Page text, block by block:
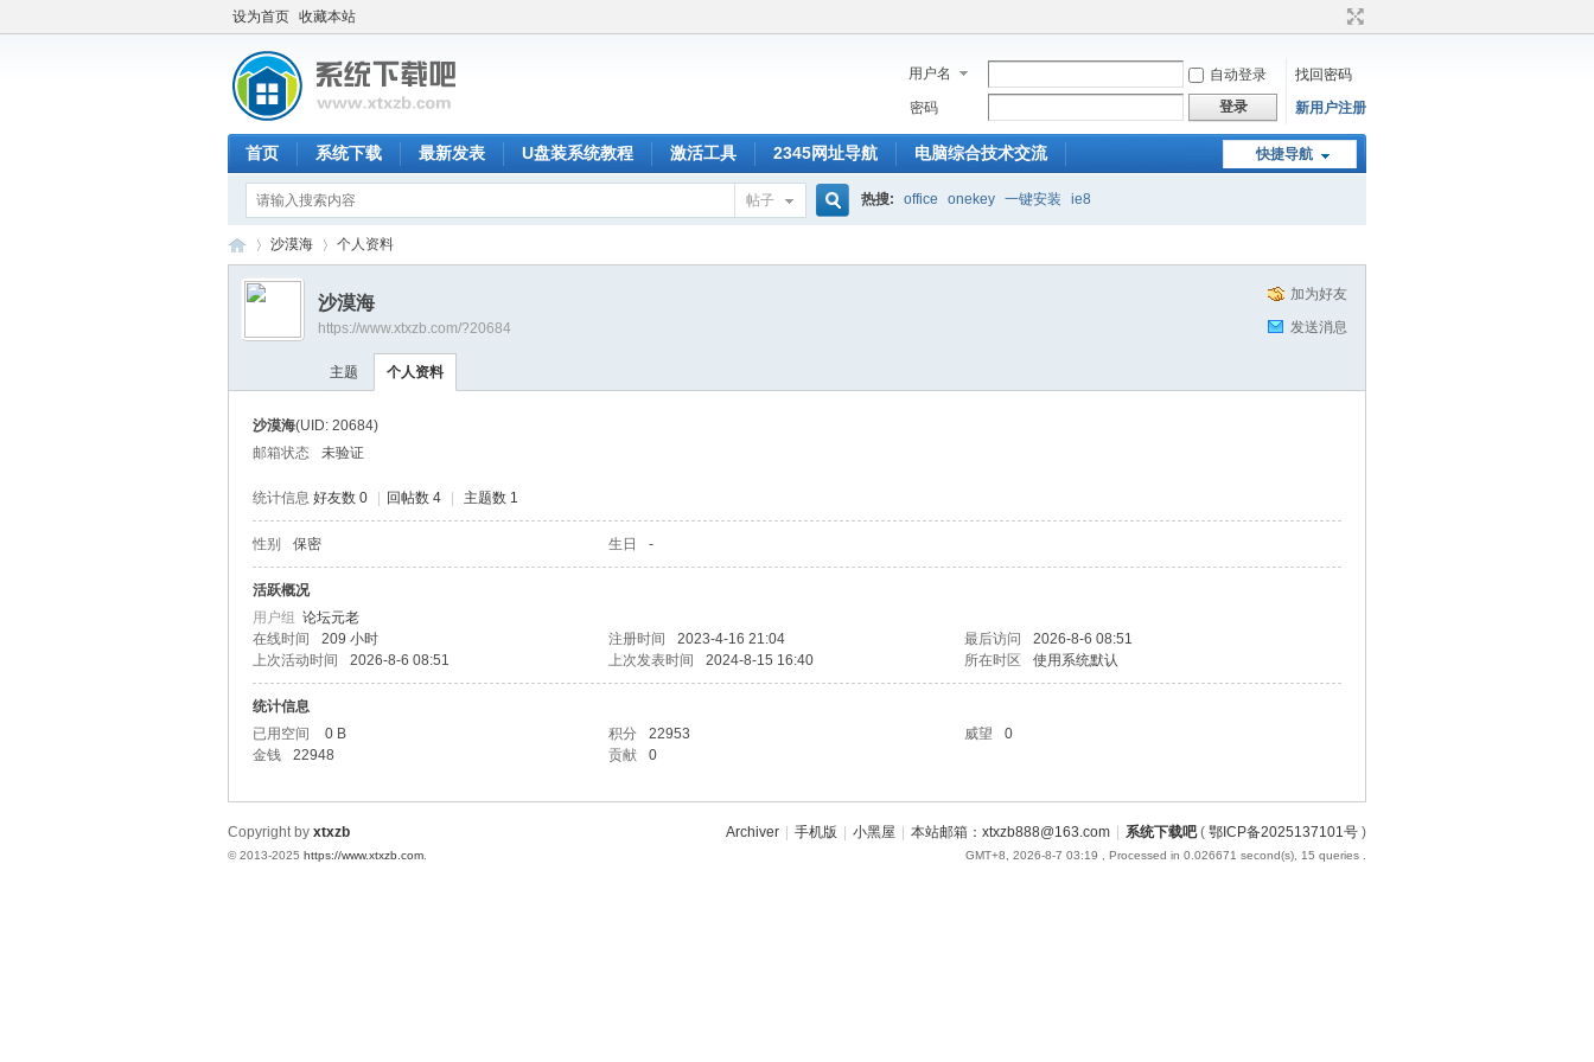
设为首页 收藏本站
用户名 自动登录
找回密码
密码
登录 新用户注册
快捷导航
首页 系统下载 最新发表 U盘装系统教程 激活工具 2345网址导航 电脑综合技术交流
帖子 热搜: office onekey 一键安装 ie8
›
沙漠海 个人资料
加为好友
发送消息
沙漠海
https://www.xtxzb.com/?20684
主题 个人资料
沙漠海(UID: 20684)
邮箱状态
未验证
统计信息 好友数 0 回帖数 4 主题数 1
性别 保密 生日 -
活跃概况
用户组 论坛元老
在线时间
209 小时 注册时间 2023-4-16 21:04 最后访问
2026-8-6 08:51
上次活动时间
2026-8-6 08:51 上次发表时间 2024-8-15 16:40 所在时区 使用系统默认
统计信息
已用空间
0 B 积分 22953 威望
0
金钱
22948 贡献 0
Archiver 手机版 小黑屋 本站邮箱：xtxzb888@163.com 系统下载吧( 鄂ICP备2025137101号 )
GMT+8, 2026-8-7 03:19 , Processed in 0.026671 second(s), 15 queries .
Copyright by xtxzb
© 2013-2025 https://www.xtxzb.com